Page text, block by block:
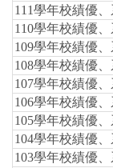
111學年校績優
110學年校績優
109學年校績優
108學年校績優
107學年校績優
106學年校績優
105學年校績優
104學年校績優
103學年校績優